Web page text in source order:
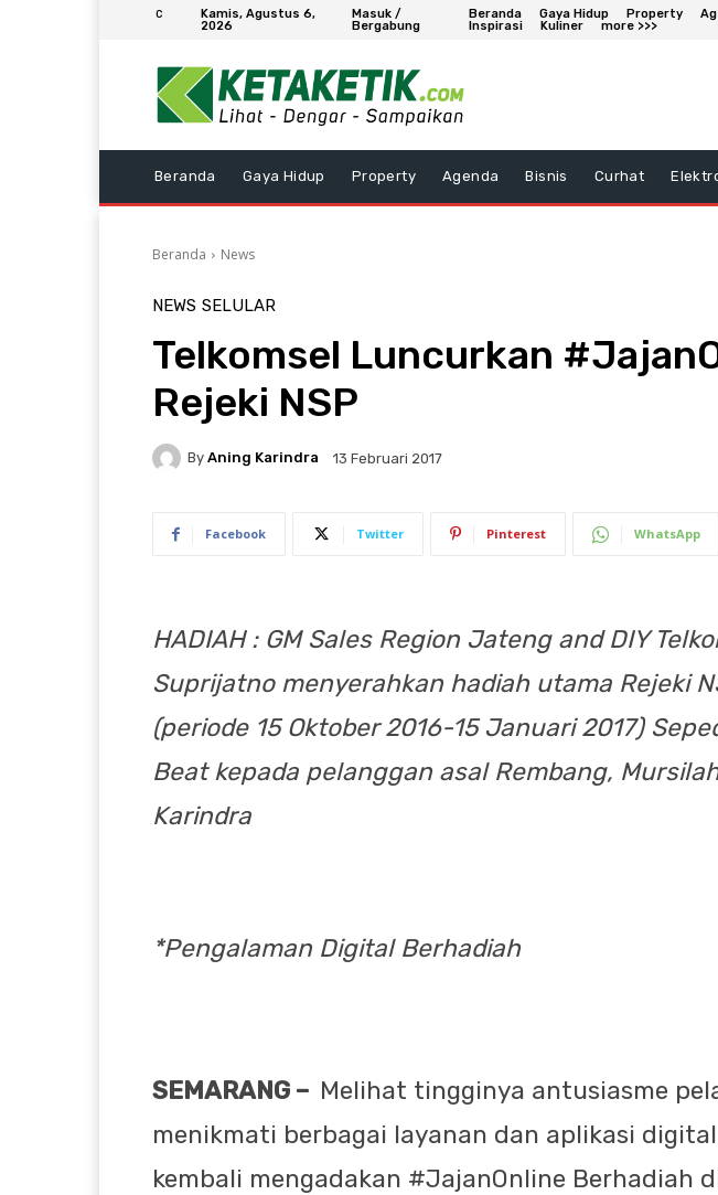
C
Kamis, Agustus 6,
2026
Masuk /
Bergabung
Beranda Gaya Hidup Property
Inspirasi
Kuliner more >>>
Beranda Gaya Hidup Property Agenda Bisnis Curhat
Beranda News
NEWS SELULAR
Telkomsel Luncurkan
Rejeki NSP
By Aning Karindra 13 Februari 2017
Facebook Twitter Pinterest WhatsApp
HADIAH : GM Sales Region Jateng and DIY
Suprijatno menyerahkan hadiah utama Rejeki
(periode 15 Oktober 2016-15 Januari 2017)
Beat kepada pelanggan asal Rembang,
Karindra
*Pengalaman Digital Berhadiah
SEMARANG – Melihat tingginya antusiasme
menikmati berbagai layanan dan aplikasi
kembali mengadakan #JajanOnline Berhadiah